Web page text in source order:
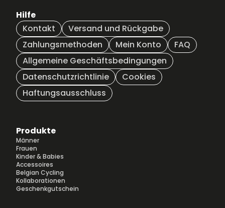
Hilfe
Kontakt
Versand und Rückgabe
Zahlungsmethoden
Mein Konto
FAQ
Allgemeine Geschäftsbedingungen
Datenschutzrichtlinie
Cookies
Haftungsausschluss
Produkte
Männer
Frauen
Kinder & Babies
Accessoires
Belgian Cycling
Kollaborationen
Geschenkgutschein